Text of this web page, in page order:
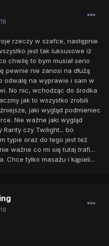
rzeczy w szafce, następnie
jest tak luksusowe iż
chwilę to bym musiał serio
pewnie nie zanosi na dłużą
odwalę na wyprawie i sam w
No nic, wchodząc do środka
jak to wszystko zrobili
jaki wygląd podmieniec
Nie ważne jaki wygląd
Rarity czy Twilight... bo
typie oraz do tego jest też
ważne co mi się tutaj trafi...
Chce tylko masażu i kąpieli...